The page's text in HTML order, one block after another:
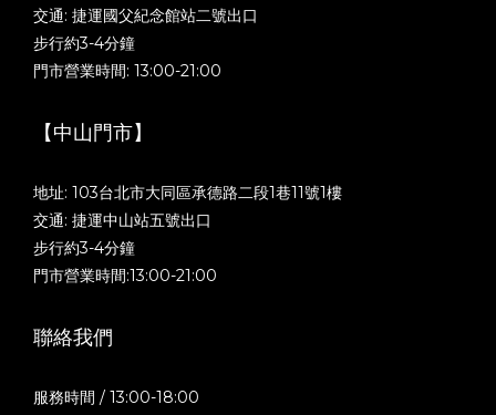
交通: 捷運國父紀念館站二號出口
步行約3-4分鐘
門市營業時間: 13:00-21:00
【中山門市】
地址: 103台北市大同區承德路二段1巷11號1樓
交通: 捷運中山站五號出口
步行約3-4分鐘
門市營業時間:13:00-21:00
聯絡我們
服務時間 / 13:00-18:00